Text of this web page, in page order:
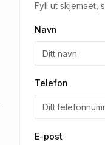
Fyll ut skjemaet,
Navn
Telefon
E-post